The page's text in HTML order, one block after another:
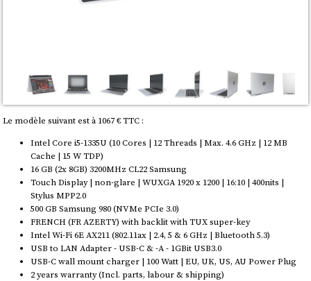
Le modèle suivant est à 1067 € TTC :
Intel Core i5-1335U (10 Cores | 12 Threads | Max. 4.6 GHz | 12 MB
Cache | 15 W TDP)
16 GB (2x 8GB) 3200MHz CL22 Samsung
Touch Display | non-glare | WUXGA 1920 x 1200 | 16:10 | 400nits |
Stylus MPP2.0
500 GB Samsung 980 (NVMe PCIe 3.0)
FRENCH (FR AZERTY) with backlit with TUX super-key
Intel Wi-Fi 6E AX211 (802.11ax | 2.4, 5 & 6 GHz | Bluetooth 5.3)
USB to LAN Adapter - USB-C & -A - 1GBit USB3.0
USB-C wall mount charger | 100 Watt | EU, UK, US, AU Power Plug
2 years warranty (Incl. parts, labour & shipping)